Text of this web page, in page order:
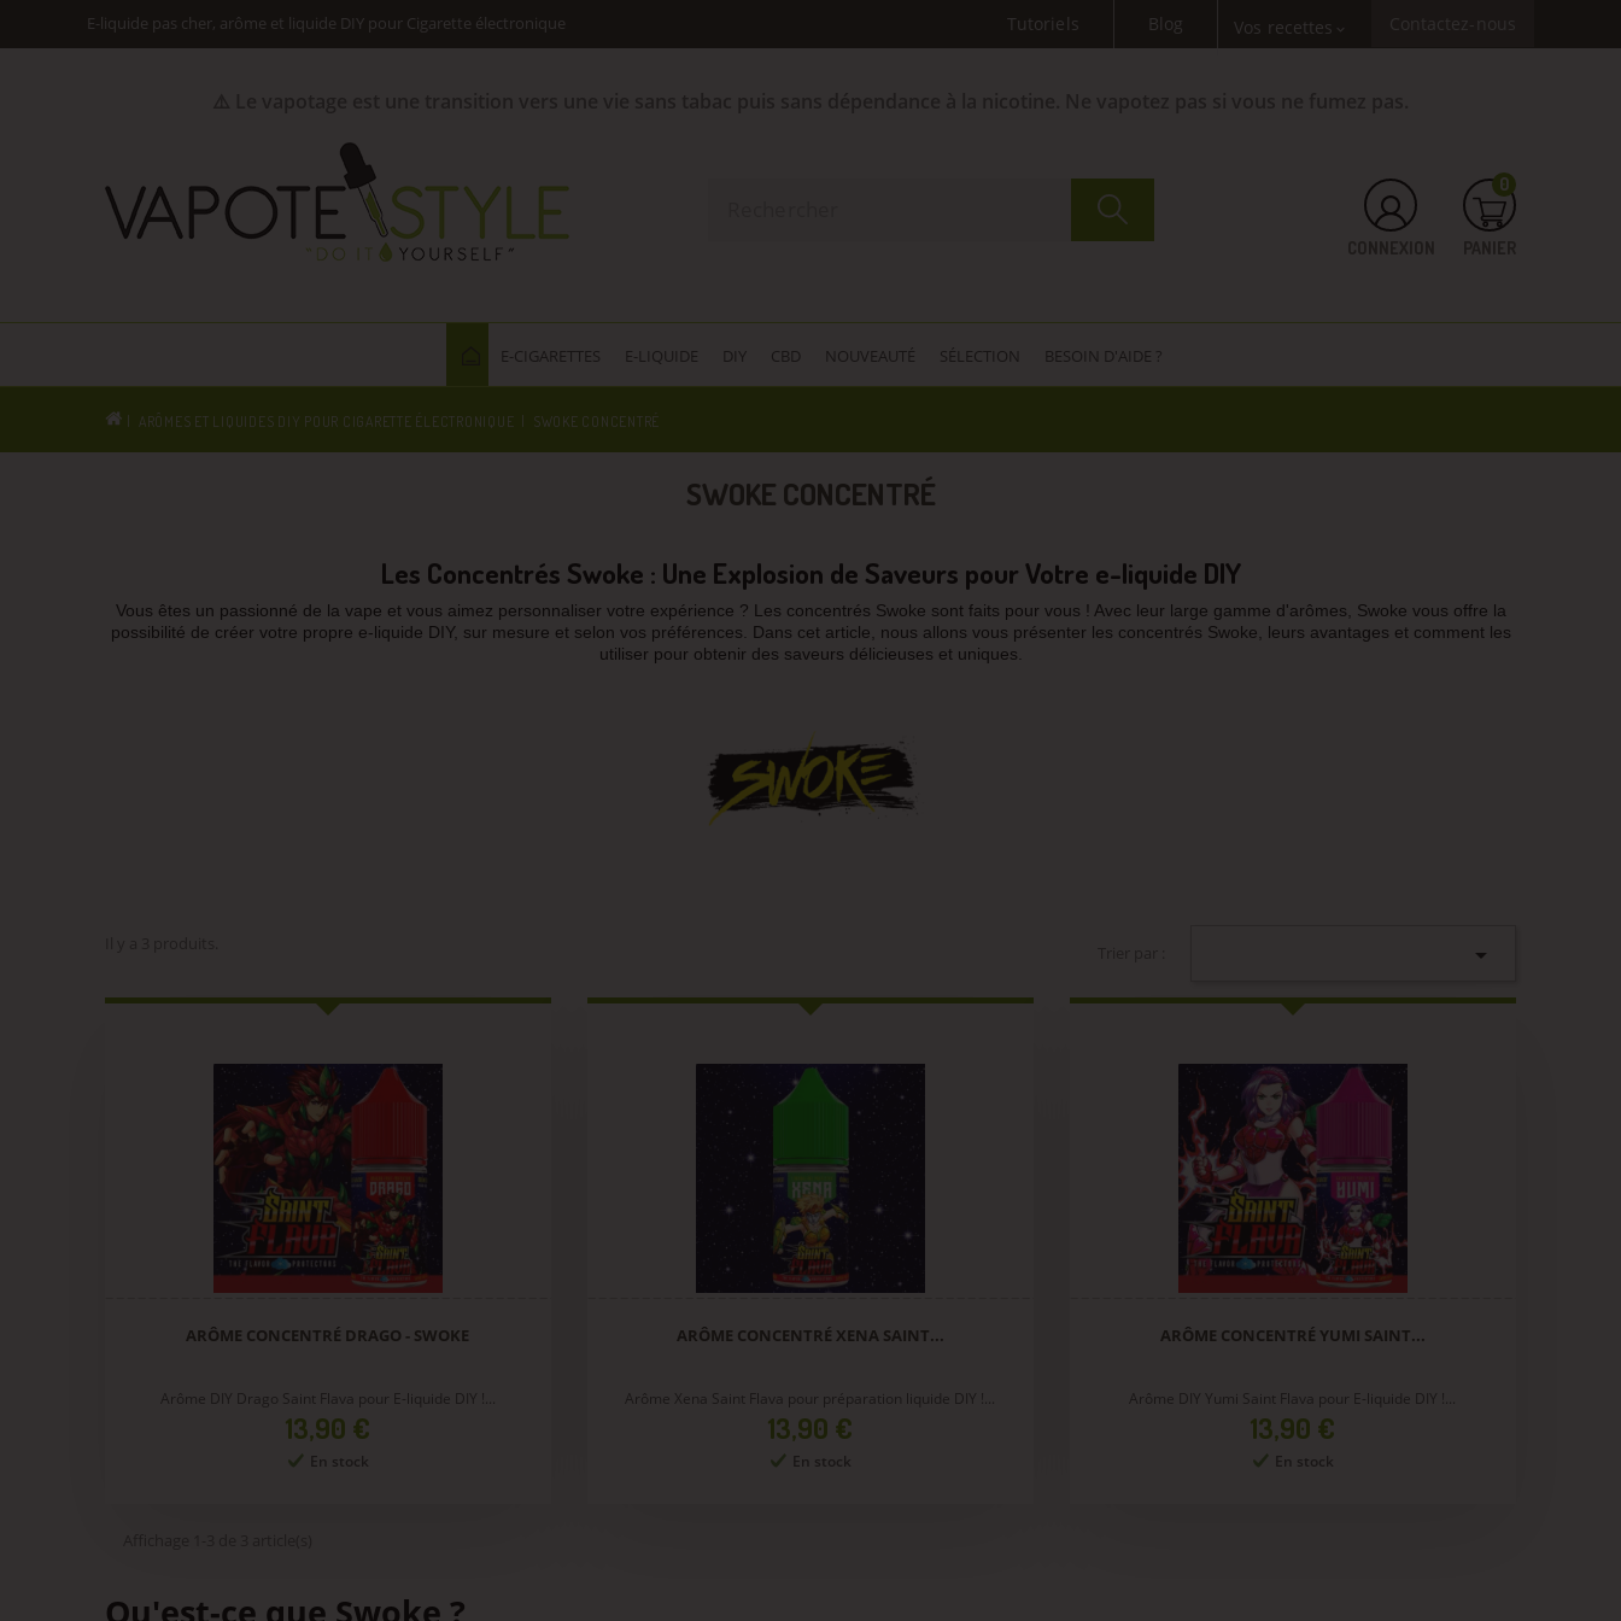
E-liquide pas cher, arôme et liquide DIY pour Cigarette électronique Tutoriels Blog Vos recettes expand_more Contactez-nous
0
E-CIGARETTES E-LIQUIDE DIY CBD NOUVEAUTÉ SÉLECTION BESOIN D'AIDE ?
ARÔMES ET LIQUIDES DIY POUR CIGARETTE ÉLECTRONIQUE SWOKE CONCENTRÉ
SWOKE CONCENTRÉ
Les Concentrés Swoke : Une Explosion de Saveurs pour Votre e-liquide DIY
Vous êtes un passionné de la vape et vous aimez personnaliser votre expérience ? Les concentrés Swoke sont faits pour vous ! Avec leur large gamme d'arômes, Swoke vous offre la
possibilité de créer votre propre e-liquide DIY, sur mesure et selon vos préférences. Dans cet article, nous allons vous présenter les concentrés Swoke, leurs avantages et comment les
utiliser pour obtenir des saveurs délicieuses et uniques.

ARÔME CONCENTRÉ DRAGO - SWOKE
Arôme DIY Drago Saint Flava pour E-liquide DIY !...
Prix
13,90 €
En stock
ARÔME CONCENTRÉ XENA SAINT...
Arôme Xena Saint Flava pour préparation liquide DIY !...
Prix
13,90 €
En stock
ARÔME CONCENTRÉ YUMI SAINT...
Arôme DIY Yumi Saint Flava pour E-liquide DIY !...
Prix
13,90 €
En stock
Qu'est-ce que Swoke ?